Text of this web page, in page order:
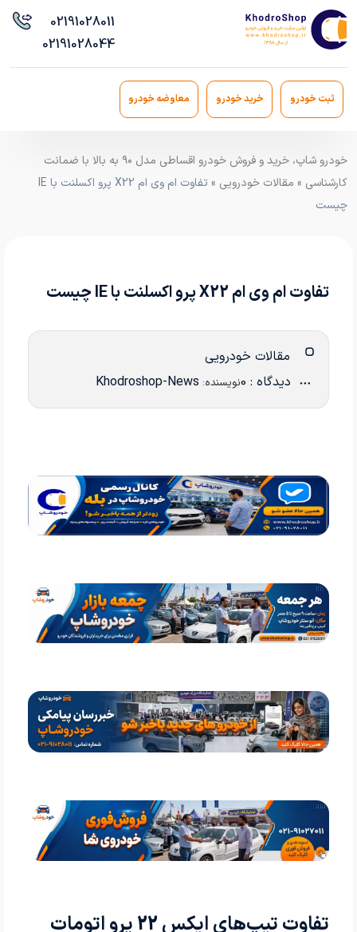
02191028011
02191028044
ثبت خودرو خرید خودرو معاوضه خودرو
خودرو شاپ، خرید و فروش خودرو اقساطی مدل ۹۰ به بالا با ضمانت
کارشناسی » مقالات خودرویی
» تفاوت ام وی ام X22 پرو اکسلنت با IE
چیست
تفاوت ام وی ام X22 پرو اکسلنت با IE چیست
مقالات خودرویی
دیدگاه : 0 نویسنده: Khodroshop-News
تفاوت تیپ‌های ایکس 22 پرو اتومات